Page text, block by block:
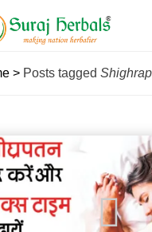
> Posts tagged